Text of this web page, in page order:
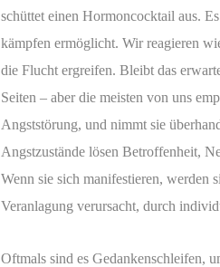
schüttet einen Hormoncocktail aus.
kämpfen ermöglicht. Wir reagieren
die Flucht ergreifen. Bleibt das
Seiten – aber die meisten von uns
Angststörung, und nimmt sie
Angstzustände lösen Betroffenheit,
Wenn sie sich manifestieren, werden
Veranlagung verursacht, durch
Oftmals sind es Gedankenschleifen,